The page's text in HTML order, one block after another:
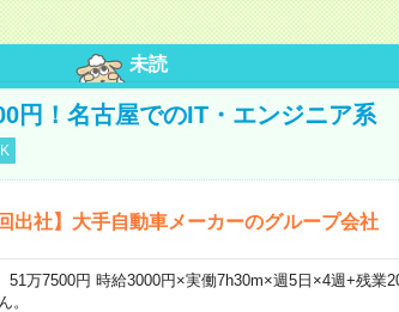
未読
円！名古屋でのIT・エンジニア系
出社】大手自動車メーカーのグループ会社
万7500円 時給3000円×実働7h30m×週5日×4週+残業
。